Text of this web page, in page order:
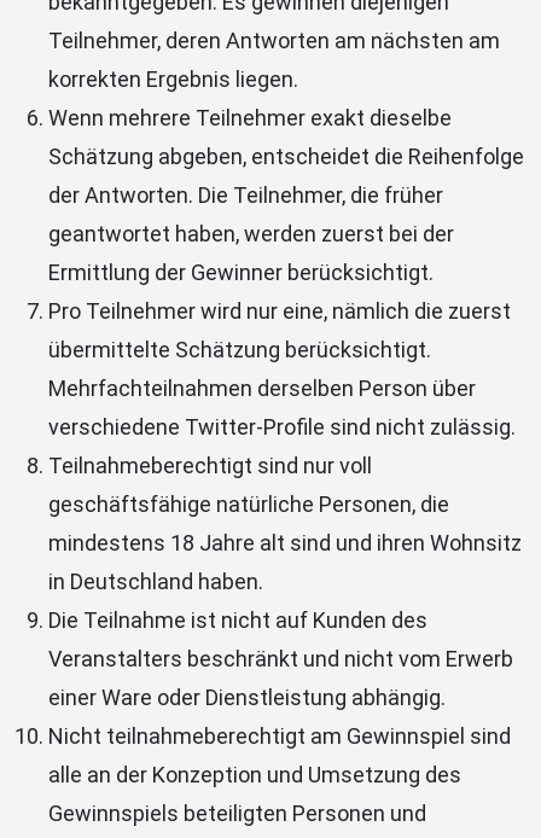
Teilnehmer, deren Antworten am nächsten am
korrekten Ergebnis liegen.
Wenn mehrere Teilnehmer exakt dieselbe
Schätzung abgeben, entscheidet die Reihenfolge
der Antworten. Die Teilnehmer, die früher
geantwortet haben, werden zuerst bei der
Ermittlung der Gewinner berücksichtigt.
Pro Teilnehmer wird nur eine, nämlich die zuerst
übermittelte Schätzung berücksichtigt.
Mehrfachteilnahmen derselben Person über
verschiedene Twitter-Profile sind nicht zulässig.
Teilnahmeberechtigt sind nur voll
geschäftsfähige natürliche Personen, die
mindestens 18 Jahre alt sind und ihren Wohnsitz
in Deutschland haben.
Die Teilnahme ist nicht auf Kunden des
Veranstalters beschränkt und nicht vom Erwerb
einer Ware oder Dienstleistung abhängig.
Nicht teilnahmeberechtigt am Gewinnspiel sind
alle an der Konzeption und Umsetzung des
Gewinnspiels beteiligten Personen und